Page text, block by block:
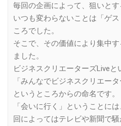
毎回の企画によって、狙いとす
いつも変わらないことは「ゲ
ころでした。
そこで、その価値により集中
ました。
ビジネスクリエーターズLiveと
「みんなでビジネスクリエー
というところからの命名です。
「会いに行く」ということに
回によってはテレビや新聞で